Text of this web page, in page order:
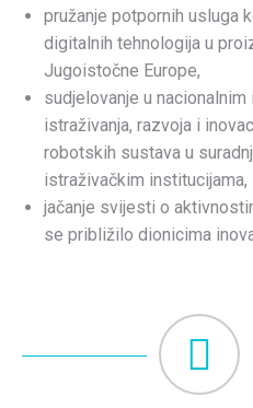
pružanje potpornih usluga
digitalnih tehnologija u
Jugoistočne Europe,
sudjelovanje u
istraživanja, razvoja i
robotskih sustava u
istraživačkim institucijama,
jačanje svijesti o
se približilo dionicima